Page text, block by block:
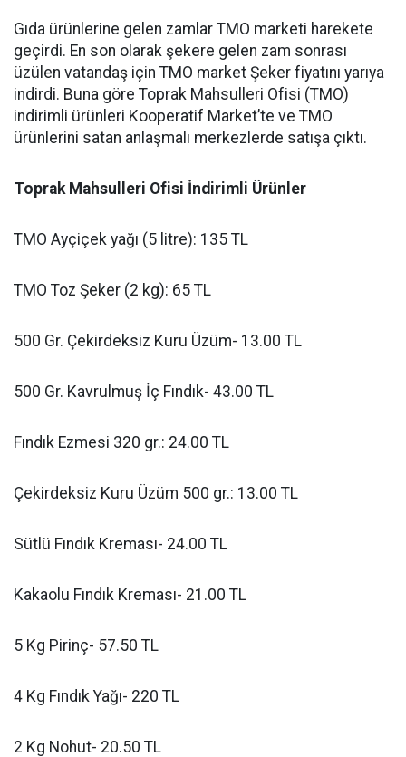
Gıda ürünlerine gelen zamlar TMO marketi harekete
geçirdi. En son olarak şekere gelen zam sonrası
üzülen vatandaş için TMO market Şeker fiyatını yarıya
indirdi. Buna göre Toprak Mahsulleri Ofisi (TMO)
indirimli ürünleri Kooperatif Market’te ve TMO
ürünlerini satan anlaşmalı merkezlerde satışa çıktı.
Toprak Mahsulleri Ofisi İndirimli Ürünler
TMO Ayçiçek yağı (5 litre): 135 TL
TMO Toz Şeker (2 kg): 65 TL
500 Gr. Çekirdeksiz Kuru Üzüm- 13.00 TL
500 Gr. Kavrulmuş İç Fındık- 43.00 TL
Fındık Ezmesi 320 gr.: 24.00 TL
Çekirdeksiz Kuru Üzüm 500 gr.: 13.00 TL
Sütlü Fındık Kreması- 24.00 TL
Kakaolu Fındık Kreması- 21.00 TL
5 Kg Pirinç- 57.50 TL
4 Kg Fındık Yağı- 220 TL
2 Kg Nohut- 20.50 TL